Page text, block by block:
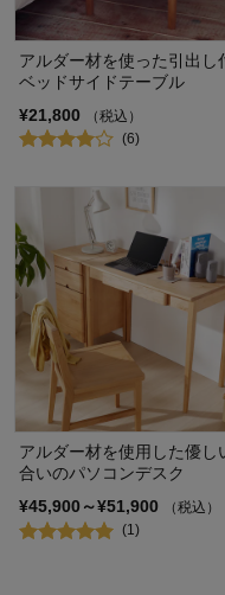
アルダー材を使った引出し
ベッドサイドテーブル
¥21,800
（税込）
(6)
アルダー材を使用した優し
合いのパソコンデスク
¥45,900～¥51,900
（税込）
(1)